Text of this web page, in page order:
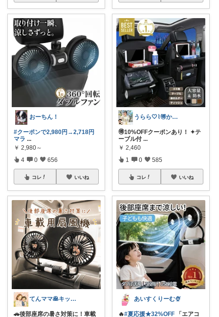
おーちん！
#クーポンで2,980円→2,718円
マラ ...
￥ 2,980～
4 0 656
コレ いいね
てんママ🥞キッチン雑貨と育児グッズ
🚗後部座席の暑さ対策に！車載
うらら🤍⌇🉐かわいい暮らし
🉐10%OFFクーポンあり！ ✦テ
ーブル付 ...
￥ 2,460
1 0 585
コレ いいね
あいすくりーむ🍨
🔥#夏応援★32%OFF 「エアコ